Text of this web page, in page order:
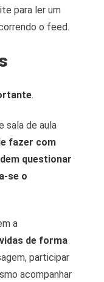
para ler um
o feed.
.
sala de aula
fazer com
questionar
se o
a
de forma
participar
acompanhar